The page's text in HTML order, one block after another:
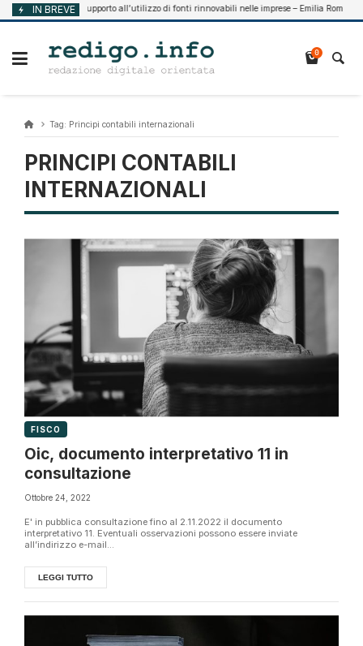
Vai
al
IN BREVE
Agosto 7, 2026 Supporto all’utilizzo di fonti rinnovabili nelle imprese – Emilia Romagna
0
Tag: Principi contabili internazionali
PRINCIPI CONTABILI
INTERNAZIONALI
FISCO
Oic, documento interpretativo 11 in
consultazione
Ottobre 24, 2022
E' in pubblica consultazione fino al 2.11.2022 il documento
interpretativo 11. Eventuali osservazioni possono essere inviate
all’indirizzo e-mail...
LEGGI TUTTO